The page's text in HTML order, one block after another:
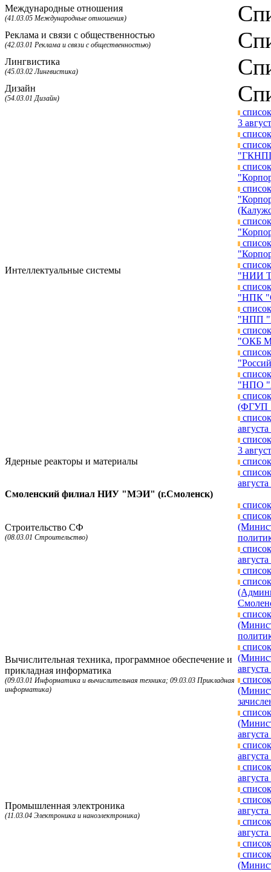
Международные отношения
(41.03.05 Международные отношения)
Реклама и связи с общественностью
(42.03.01 Реклама и связи с общественностью)
Лингвистика
(45.03.02 Лингвистика)
Дизайн
(54.03.01 Дизайн)
Интеллектуальные системы
3
"ГКНПЦ
"НИИ
"НПК
"НПП
"ОКБ
"НПО
(ФГУП
Ядерные реакторы и материалы
3
Смоленский филиал НИУ "МЭИ" (г.Смоленск)
Строительство СФ
(08.03.01 Строительство)
Вычислительная техника, программное обеспечение и
прикладная информатика
(09.03.01 Информатика и вычислительная техника; 09.03.03 Прикладная
информатика)
Промышленная электроника
(11.03.04 Электроника и наноэлектроника)